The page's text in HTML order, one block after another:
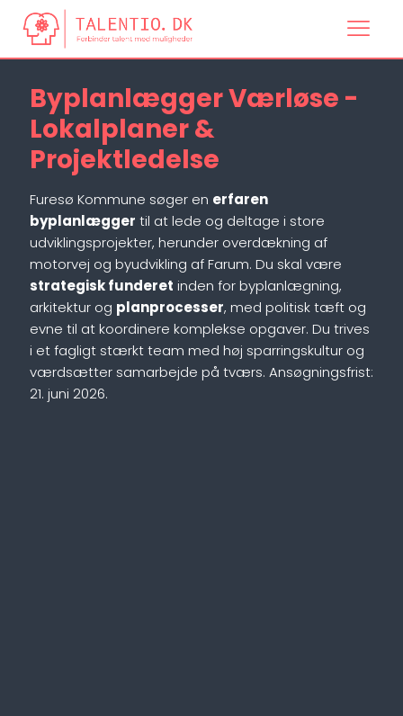
Byplanlægger Værløse -
Lokalplaner &
Projektledelse
Furesø Kommune søger en erfaren
byplanlægger til at lede og deltage i store
udviklingsprojekter, herunder overdækning af
motorvej og byudvikling af Farum. Du skal være
strategisk funderet inden for byplanlægning,
arkitektur og planprocesser, med politisk tæft og
evne til at koordinere komplekse opgaver. Du trives
i et fagligt stærkt team med høj sparringskultur og
værdsætter samarbejde på tværs. Ansøgningsfrist:
21. juni 2026.